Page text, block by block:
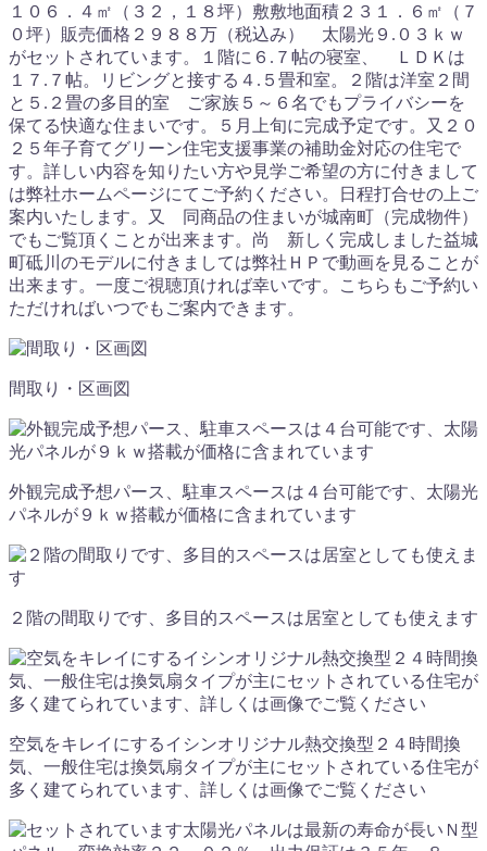
１０６．４㎡（３２，１８坪）敷敷地面積２３１．６㎡（７
０坪）販売価格２９８８万（税込み） 太陽光９.０３ｋｗ
がセットされています。１階に６.７帖の寝室、 ＬＤＫは
１７.７帖。リビングと接する４.５畳和室。２階は洋室２間
と５.２畳の多目的室 ご家族５～６名でもプライバシーを
保てる快適な住まいです。５月上旬に完成予定です。又２０
２５年子育てグリーン住宅支援事業の補助金対応の住宅で
す。詳しい内容を知りたい方や見学ご希望の方に付きまして
は弊社ホームページにてご予約ください。日程打合せの上ご
案内いたします。又 同商品の住まいが城南町（完成物件）
でもご覧頂くことが出来ます。尚 新しく完成しました益城
町砥川のモデルに付きましては弊社ＨＰで動画を見ることが
出来ます。一度ご視聴頂ければ幸いです。こちらもご予約い
ただければいつでもご案内できます。
間取り・区画図
外観完成予想パース、駐車スペースは４台可能です、太陽光
パネルが９ｋｗ搭載が価格に含まれています
２階の間取りです、多目的スペースは居室としても使えます
空気をキレイにするイシンオリジナル熱交換型２４時間換
気、一般住宅は換気扇タイプが主にセットされている住宅が
多く建てられています、詳しくは画像でご覧ください